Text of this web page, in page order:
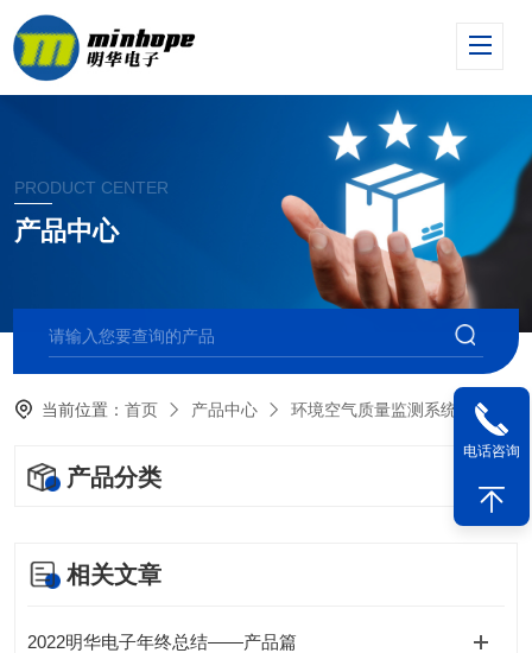
PRODUCT CENTER
产品中心
当前位置：首页 产品中心 环境空气质量监测系统
产品分类
相关文章
2022明华电子年终总结——产品篇
电话咨询